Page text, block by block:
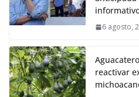
6 agosto,
reactivar